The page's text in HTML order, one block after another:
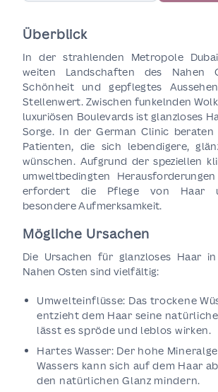
Überblick
In der strahlenden Metropole
weiten Landschaften des Nahen
Schönheit und gepflegtes
Stellenwert. Zwischen funkelnden
luxuriösen Boulevards ist glanzloses
Sorge. In der German Clinic beraten
Patienten, die sich lebendigere,
wünschen. Aufgrund der speziellen
umweltbedingten
erfordert die Pflege von Haar
besondere Aufmerksamkeit.
Mögliche Ursachen
Die Ursachen für glanzloses Haar
Nahen Osten sind vielfältig:
Umwelteinflüsse: Das trockene
entzieht dem Haar seine
lässt es spröde und leblos wirken.
Hartes Wasser: Der hohe
Wassers kann sich auf dem Haar
den natürlichen Glanz mindern.